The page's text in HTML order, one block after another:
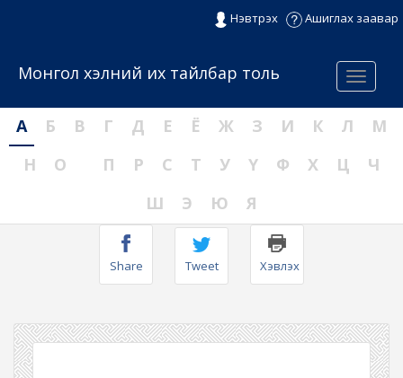
Нэвтрэх Ашиглах заавар
Menu
Монгол хэлний их тайлбар толь
А Б В Г Д Е Ё Ж З И К Л
М
Н
О П Р С Т У Ү Ф Х Ц
Ч
Ш
Э Ю Я
Share Tweet Хэвлэх